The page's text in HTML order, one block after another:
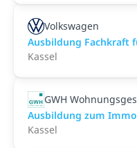
Volkswagen
Ausbildung Fachkraft
Kassel
GWH
Ausbildung zum
Kassel